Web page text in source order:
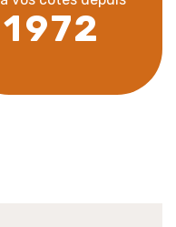
1972